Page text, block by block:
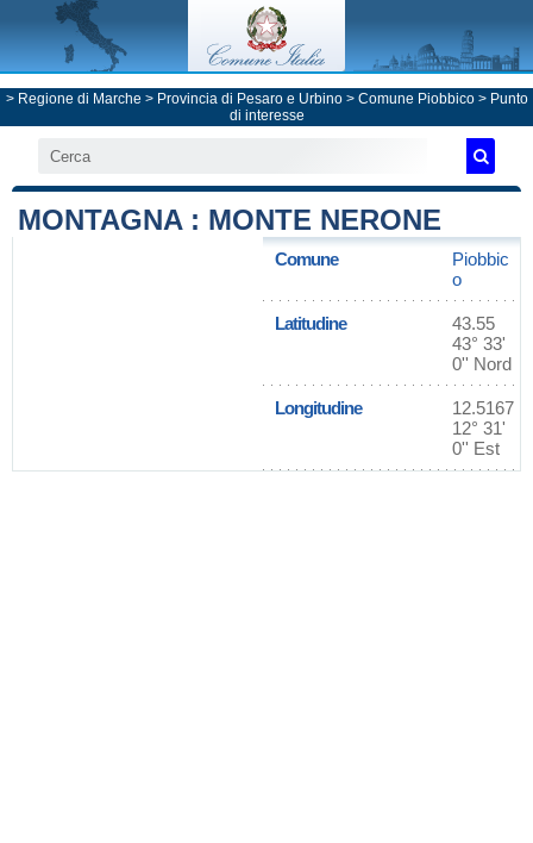
> Regione di Marche > Provincia di Pesaro e Urbino> Comune Piobbico> Punto
di interesse
MONTAGNA : MONTE NERONE
Comune
Piobbic
o
Latitudine
43.55
43° 33'
0'' Nord
Longitudine
12.5167
12° 31'
0'' Est